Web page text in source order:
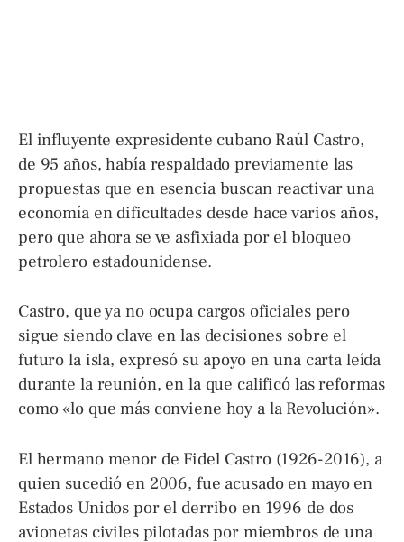
El influyente expresidente cubano Raúl Castro,
de 95 años, había respaldado previamente las
propuestas que en esencia buscan reactivar una
economía en dificultades desde hace varios años,
pero que ahora se ve asfixiada por el bloqueo
petrolero estadounidense.
Castro, que ya no ocupa cargos oficiales pero
sigue siendo clave en las decisiones sobre el
futuro la isla, expresó su apoyo en una carta leída
durante la reunión, en la que calificó las reformas
como «lo que más conviene hoy a la Revolución».
El hermano menor de Fidel Castro (1926-2016), a
quien sucedió en 2006, fue acusado en mayo en
Estados Unidos por el derribo en 1996 de dos
avionetas civiles pilotadas por miembros de una